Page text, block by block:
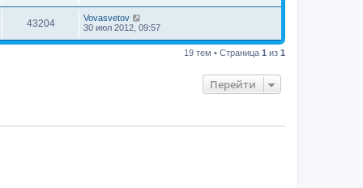
43204
Vovasvetov
30 июл 2012, 09:57
19 тем • Страница 1 из 1
Перейти